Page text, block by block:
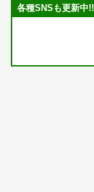
各種SNSも更新中!!